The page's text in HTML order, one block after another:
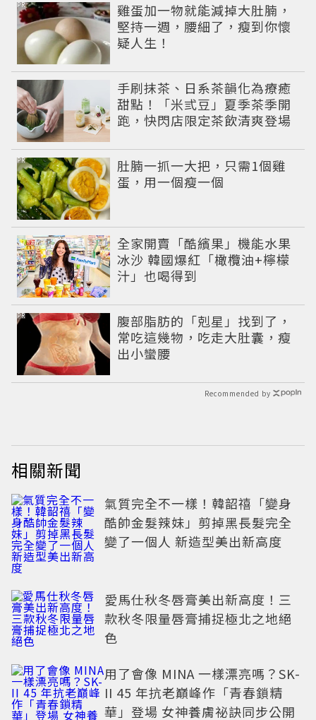
雞蛋加一物就能減掉大肚腩，
堅持一週，腰細了，瘦到你懷
疑人生！
PR
手刷抹茶、日系茶韻化為療癒
甜點！「米弎豆」夏季茶季開
跑，快閃店限定茶飲清爽登場
肚腩一抓一大把，只需1個雞
蛋，用一個瘦一個
PR
全家開賣「酷繽果」機能水果
冰沙 韓國爆紅「橄欖油+檸檬
汁」也喝得到
腹部脂肪的「剋星」找到了，
常吃這幾物，吃走大肚囊，瘦
出小蠻腰
PR
Recommended by
相關新聞
氣質完全不一樣！韓韶禧「變身
酷帥金髮辣妹」剪掉黑長髮完全
變了一個人 新造型美出新高度
愛馬仕秋冬唇膏美出新高度！三
款秋冬限量唇膏捕捉極北之地絕
色
用了會像 MINA 一樣漂亮嗎？SK-
II 45 年抗老巔峰作「青春鎖精
華」登場 女神養膚祕訣同步公開